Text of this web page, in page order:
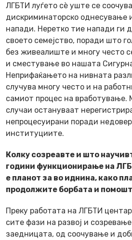
ЛГБТИ луѓето сè уште се
дискриминаторско однесување
напади. Неретко тие напади ги
своето семејство, поради што
без живеалиште и многу често
и сместување во нашата
Неприфаќањето на нивната
случува многу често и на
самиот процес на вработување.
случаи остануваат
непроцесуирани поради
институциите.
Колку созреавте и што
години функционирање на
е планот за во иднина, како
продолжите борбата и
Преку работата на ЛГБТИ
сите фази на развој и
заедницата, од соочување и